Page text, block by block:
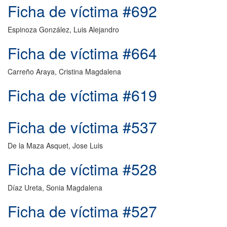
Ficha de víctima #692
Espinoza González, Luis Alejandro
Ficha de víctima #664
Carreño Araya, Cristina Magdalena
Ficha de víctima #619
Ficha de víctima #537
De la Maza Asquet, Jose Luis
Ficha de víctima #528
Díaz Ureta, Sonia Magdalena
Ficha de víctima #527